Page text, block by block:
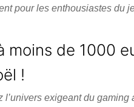
pour les enthousiastes du
moins de 1000
!
exigeant du gaming